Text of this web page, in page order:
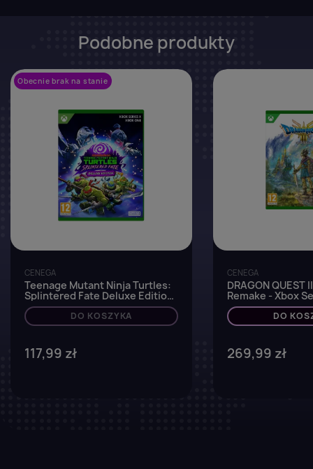
Podobne produkty
Obecnie brak na stanie
CENEGA
Teenage Mutant Ninja Turtles:
Splintered Fate Deluxe Edition
- Xbox One / Series X
DO KOSZYKA
117,99 zł
CENEGA
DRAGON QUEST
Remake - Xbox
DO
269,99 zł